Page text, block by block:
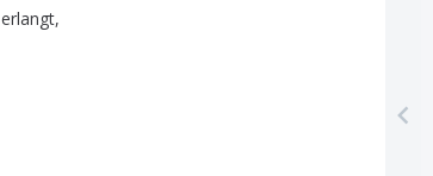
erlangt,